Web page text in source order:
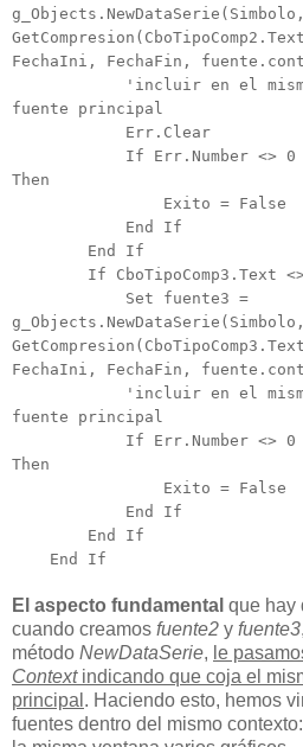
g_Objects.NewDataSerie(Simbolo,
FechaIni, FechaFin,
'incluir en el mismo
fuente principal
Err.Clear
If Err.Number <> 0 Or
Then
Exito = False
End If
End If
If CboTipoComp3.Text <>
Set fuente3 =
g_Objects.NewDataSerie(Simbolo,
FechaIni, FechaFin,
'incluir en el mismo
fuente principal
If Err.Number <> 0 Or
Then
Exito = False
End If
End If
End If
El aspecto fundamental que hay
cuando creamos fuente2 y fuente3
método NewDataSerie, le
Contextindicando que coja el
principal . Haciendo esto, hemos
fuentes dentro del mismo